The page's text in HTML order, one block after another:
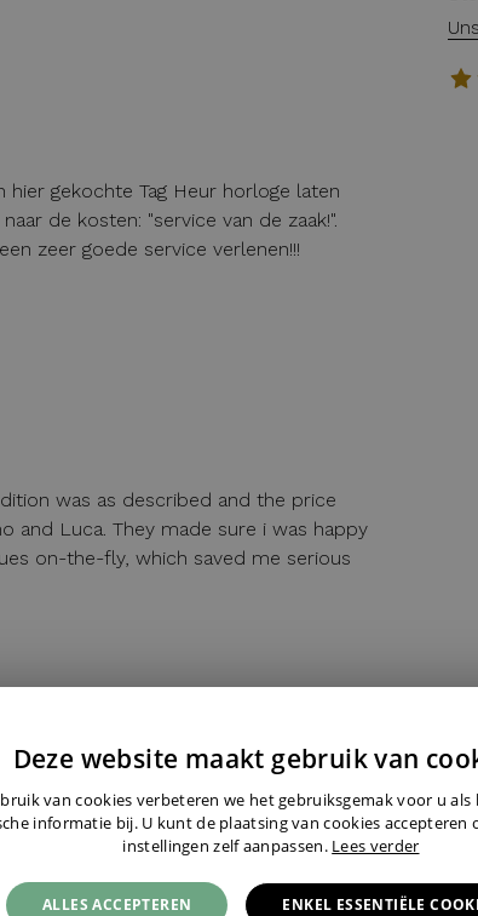
gekochte Tag Heur horloge laten
de kosten: "service van de zaak!".
zeer goede service verlenen!!!
was as described and the price
and Luca. They made sure i was happy
on-the-fly, which saved me serious
als nieuw uit. Ontzettend blij mee.
hartelijk bedankt ,
Deze website maakt gebruik van
van cookies verbeteren we het gebruiksgemak voor u als
informatie bij. U kunt de plaatsing van cookies accepteren
instellingen zelf aanpassen. Lees verder
ALLES ACCEPTEREN ENKEL ESSENTIËLE